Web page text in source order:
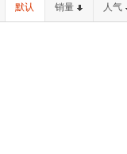
默认 销量 人气